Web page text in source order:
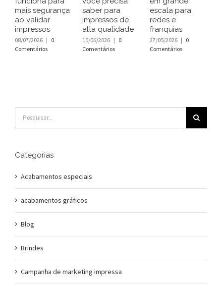
mais segurança
ao validar
impressos
08/07/2026 | 0
Comentários
saber para
impressos de
alta qualidade
10/06/2026 | 0
Comentários
escala para
redes e
franquias
27/05/2026 | 0
Comentários
resultados
Categorias
Acabamentos especiais
acabamentos gráficos
Blog
Brindes
Campanha de marketing impressa